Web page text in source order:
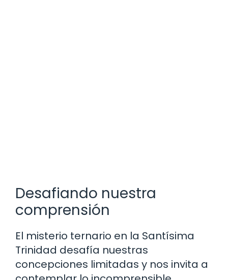
Desafiando nuestra
comprensión
El misterio ternario en la Santísima
Trinidad desafía nuestras
concepciones limitadas y nos invita a